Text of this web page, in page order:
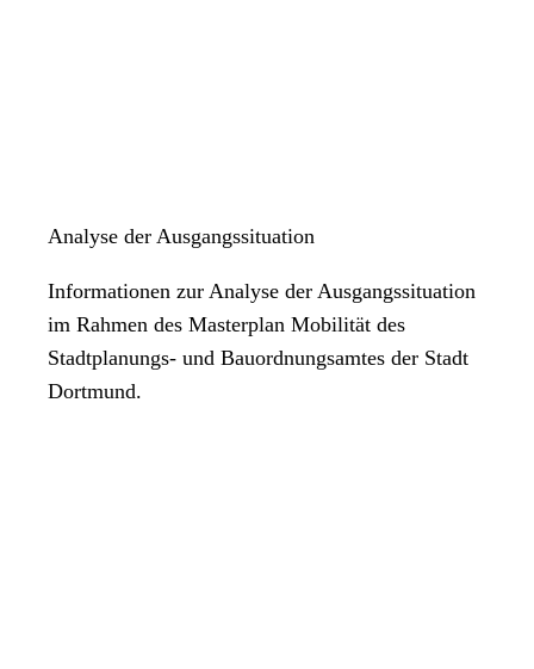
Analyse der Ausgangssituation
Informationen zur Analyse der Ausgangssituation
im Rahmen des Masterplan Mobilität des
Stadtplanungs- und Bauordnungsamtes der Stadt
Dortmund.